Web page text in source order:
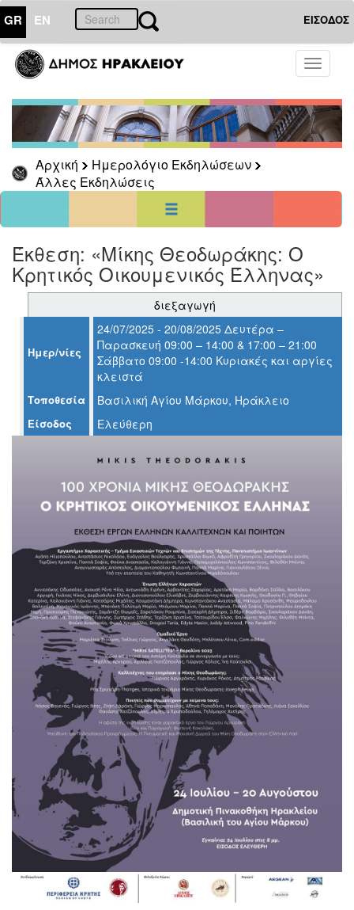
GR EN ΕΙΣΟΔΟΣ
Toggle
Αρχική
Ημερολόγιο Εκδηλώσεων
Άλλες Εκδηλώσεις
01Αύγουστος
2026
Κυρ Δευ Τρι Τετ Πεμ Παρ Σαβ
1
9 10 11 12 13 14
15
16
17 18 19 20 21
22
29
ΗΜΕΡΟΛΟΓΙΟ
ΕΚΔΗΛΩΣΕΩΝ
Εκδηλώσεις
Αρχείο
ΤΟΠΟΣ
ΑΝΘΕΚΤΙΚΗ
Έκθεση: «Mίκης Θεοδωράκης: Ο
Κρητικός Οικουμενικός Έλληνας»
διεξαγωγή
Ημερ/νίες
24/07/2025 - 20/08/2025 Δευτέρα –
Παρασκευή 09:00 – 14:00 & 17:00 – 21:00
Σάββατο 09:00 -14:00 Κυριακές και αργίες
κλειστά
Τοποθεσία Βασιλική Αγίου Μάρκου, Ηράκλειο
Είσοδος Ελεύθερη